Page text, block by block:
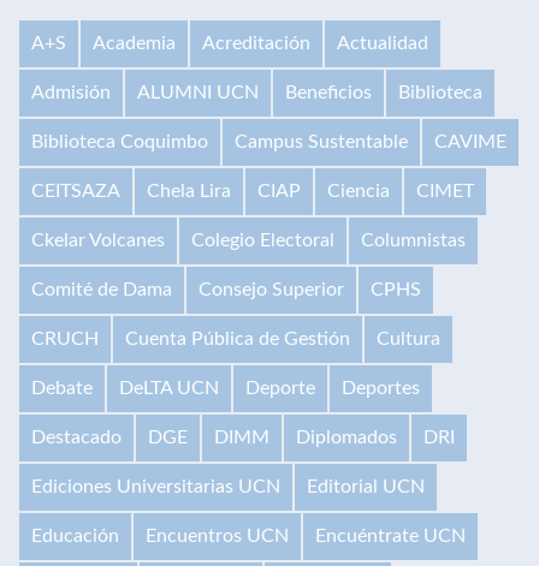
A+S Academia Acreditación Actualidad
Admisión ALUMNI UCN Beneficios Biblioteca
Biblioteca Coquimbo Campus Sustentable CAVIME
CEITSAZA Chela Lira CIAP Ciencia CIMET
Ckelar Volcanes Colegio Electoral Columnistas
Comité de Dama Consejo Superior CPHS
CRUCH Cuenta Pública de Gestión Cultura
Debate DeLTA UCN Deporte Deportes
Destacado DGE DIMM Diplomados DRI
Ediciones Universitarias UCN Editorial UCN
Educación Encuentros UCN Encuéntrate UCN